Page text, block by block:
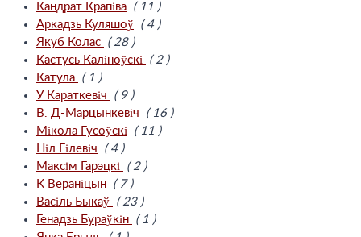
Кандрат Крапіва ( 11 )
Аркадзь Куляшоў ( 4 )
Якуб Колас ( 28 )
Кастусь Каліноўскі ( 2 )
Катула ( 1 )
У Караткевіч
( 9 )
В. Д-Марцынкевіч
( 16 )
Мікола Гусоўскі ( 11 )
Ніл Гілевіч
( 4 )
Максім Гарэцкі ( 2 )
К Вераніцын ( 7 )
Васіль Быкаў ( 23 )
Генадзь Бураўкін ( 1 )